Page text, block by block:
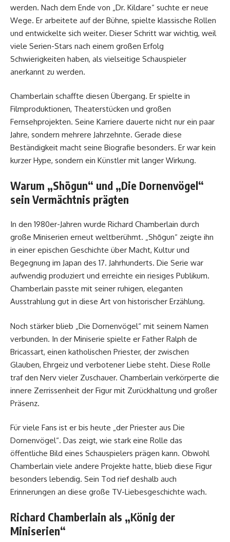
werden. Nach dem Ende von „Dr. Kildare“ suchte er neue
Wege. Er arbeitete auf der Bühne, spielte klassische Rollen
und entwickelte sich weiter. Dieser Schritt war wichtig, weil
viele Serien-Stars nach einem großen Erfolg
Schwierigkeiten haben, als vielseitige Schauspieler
anerkannt zu werden.
Chamberlain schaffte diesen Übergang. Er spielte in
Filmproduktionen, Theaterstücken und großen
Fernsehprojekten. Seine Karriere dauerte nicht nur ein paar
Jahre, sondern mehrere Jahrzehnte. Gerade diese
Beständigkeit macht seine Biografie besonders. Er war kein
kurzer Hype, sondern ein Künstler mit langer Wirkung.
Warum „Shōgun“ und „Die Dornenvögel“
sein Vermächtnis prägten
In den 1980er-Jahren wurde Richard Chamberlain durch
große Miniserien erneut weltberühmt. „Shōgun“ zeigte ihn
in einer epischen Geschichte über Macht, Kultur und
Begegnung im Japan des 17. Jahrhunderts. Die Serie war
aufwendig produziert und erreichte ein riesiges Publikum.
Chamberlain passte mit seiner ruhigen, eleganten
Ausstrahlung gut in diese Art von historischer Erzählung.
Noch stärker blieb „Die Dornenvögel“ mit seinem Namen
verbunden. In der Miniserie spielte er Father Ralph de
Bricassart, einen katholischen Priester, der zwischen
Glauben, Ehrgeiz und verbotener Liebe steht. Diese Rolle
traf den Nerv vieler Zuschauer. Chamberlain verkörperte die
innere Zerrissenheit der Figur mit Zurückhaltung und großer
Präsenz.
Für viele Fans ist er bis heute „der Priester aus Die
Dornenvögel“. Das zeigt, wie stark eine Rolle das
öffentliche Bild eines Schauspielers prägen kann. Obwohl
Chamberlain viele andere Projekte hatte, blieb diese Figur
besonders lebendig. Sein Tod rief deshalb auch
Erinnerungen an diese große TV-Liebesgeschichte wach.
Richard Chamberlain als „König der
Miniserien“